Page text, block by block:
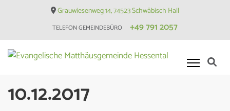
(Press
Enter)
Grauwiesenweg 14, 74523 Schwäbisch Hall
TELEFON GEMEINDEBÜRO +49 791 2057
Evangelische Matthäusgemeinde
10.12.2017